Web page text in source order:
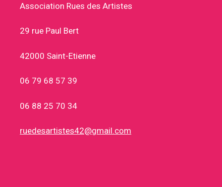
Association Rues des Artistes
29 rue Paul Bert
42000 Saint-Etienne
06 79 68 57 39
06 88 25 70 34
ruedesartistes42@gmail.com